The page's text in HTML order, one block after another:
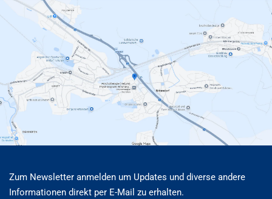
Zum Newsletter anmelden um Updates und diverse andere
Informationen direkt per E-Mail zu erhalten.